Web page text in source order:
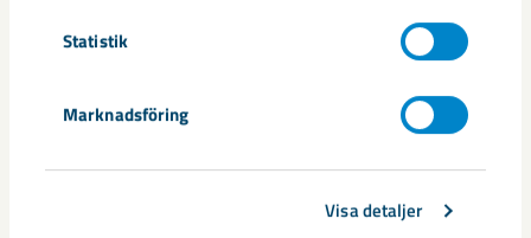
Statistik
Marknadsföring
Visa detaljer
Nytt sovringsverk växer fram
Nu syns det hur LKAB:s nya sovringsverk successivt tar form.
Anläggningen kommer att ersätta det befintliga verket från
1950-talet och ...